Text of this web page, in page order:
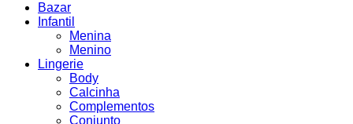
Bazar
Infantil
Menina
Menino
Lingerie
Body
Calcinha
Complementos
Conjunto